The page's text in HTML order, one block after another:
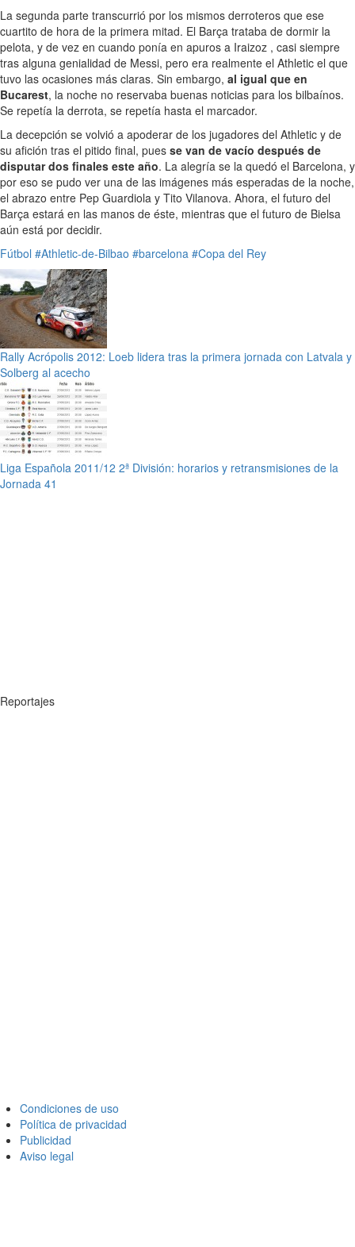
La segunda parte transcurrió por los mismos derroteros que ese
cuartito de hora de la primera mitad. El Barça trataba de dormir la
pelota, y de vez en cuando ponía en apuros a Iraizoz , casi siempre
tras alguna genialidad de Messi, pero era realmente el Athletic el que
tuvo las ocasiones más claras. Sin embargo, al igual que en
Bucarest, la noche no reservaba buenas noticias para los bilbaínos.
Se repetía la derrota, se repetía hasta el marcador.
La decepción se volvió a apoderar de los jugadores del Athletic y de
su afición tras el pitido final, pues se van de vacío después de
disputar dos finales este año. La alegría se la quedó el Barcelona, y
por eso se pudo ver una de las imágenes más esperadas de la noche,
el abrazo entre Pep Guardiola y Tito Vilanova. Ahora, el futuro del
Barça estará en las manos de éste, mientras que el futuro de Bielsa
aún está por decidir.
Fútbol #Athletic-de-Bilbao #barcelona #Copa del Rey
Rally Acrópolis 2012: Loeb lidera tras la primera jornada con Latvala y
Solberg al acecho
Liga Española 2011/12 2ª División: horarios y retransmisiones de la
Jornada 41
Reportajes
Condiciones de uso
Política de privacidad
Publicidad
Aviso legal